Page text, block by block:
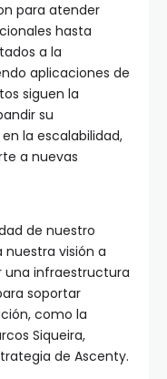
para atender
hasta
a la
aplicaciones de
siguen la
su
la escalabilidad,
a nuevas
de nuestro
nuestra visión a
una infraestructura
soportar
como la
Siqueira,
de Ascenty.